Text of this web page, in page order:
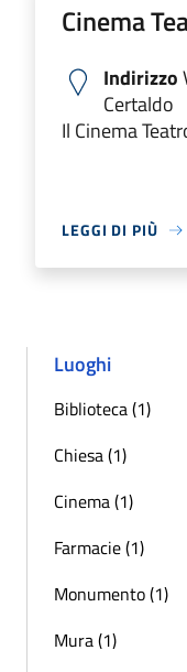
Cinema
Indirizzo
Certaldo
Il Cinema
LEGGI DI PIÙ
Luoghi
Biblioteca (1)
Chiesa (1)
Cinema (1)
Farmacie (1)
Monumento (1)
Mura (1)